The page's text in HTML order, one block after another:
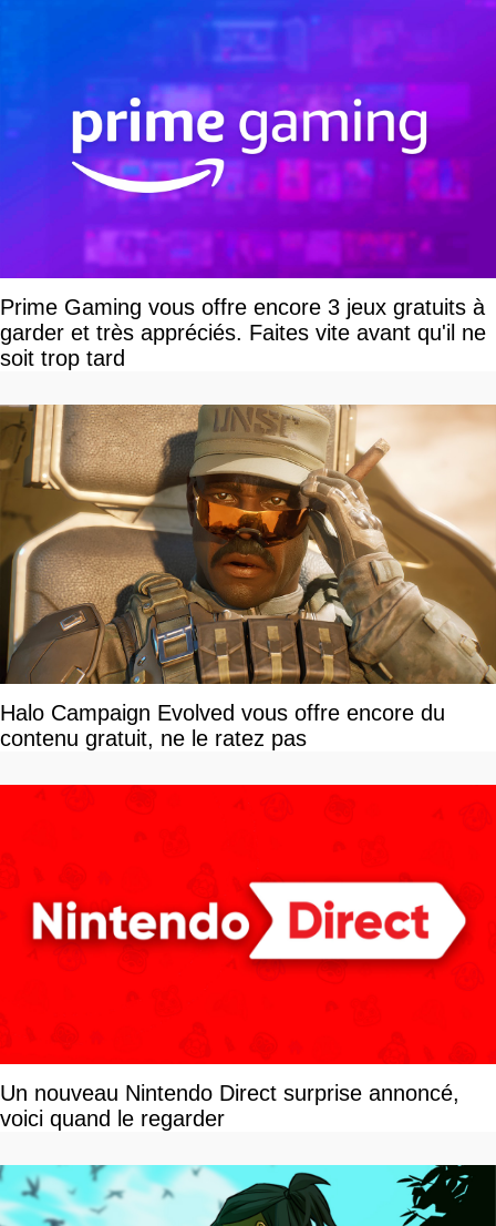
Prime Gaming vous offre encore 3 jeux gratuits à
garder et très appréciés. Faites vite avant qu'il ne
soit trop tard
Halo Campaign Evolved vous offre encore du
contenu gratuit, ne le ratez pas
Un nouveau Nintendo Direct surprise annoncé,
voici quand le regarder